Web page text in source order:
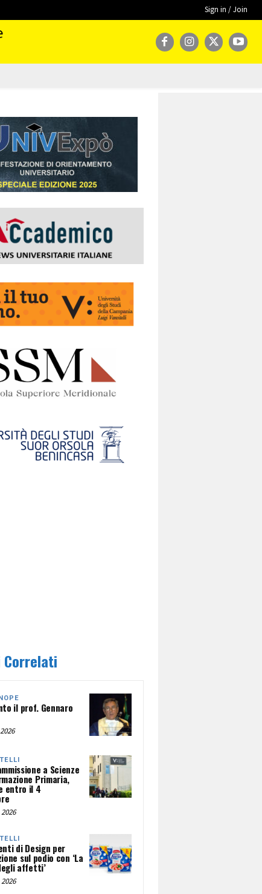
Sign in / Join
il prof. Gennaro
a Scienze
Primaria,
entro il 4
di Design per
sul podio con ‘La
affetti’